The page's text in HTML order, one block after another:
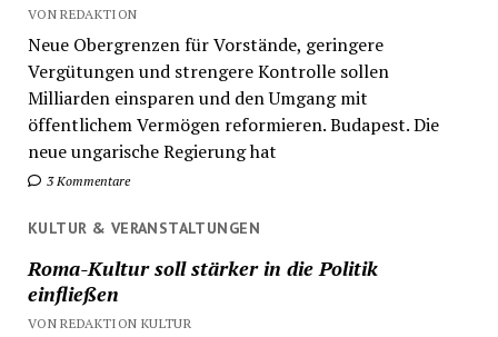
VON REDAKTION
Neue Obergrenzen für Vorstände, geringere
Vergütungen und strengere Kontrolle sollen
Milliarden einsparen und den Umgang mit
öffentlichem Vermögen reformieren. Budapest. Die
neue ungarische Regierung hat
3 Kommentare
KULTUR & VERANSTALTUNGEN
Roma-Kultur soll stärker in die Politik
einfließen
VON REDAKTION KULTUR